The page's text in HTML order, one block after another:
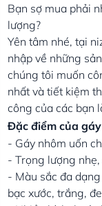
Bạn sợ mua phải
lượng?
Yên tâm nhé, tại
nhập về những
chúng tôi muốn
nhất và tiết kiệm
công của các bạn
Đặc điểm của
- Gáy nhôm uốn
- Trọng lượng
- Màu sắc đa
bạc xước, trắng,